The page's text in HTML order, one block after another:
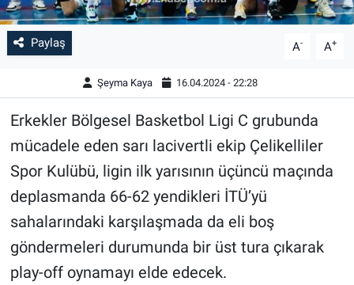
Paylaş A- A+
Şeyma Kaya 16.04.2024 - 22:28
Erkekler Bölgesel Basketbol Ligi C grubunda
mücadele eden sarı lacivertli ekip Çelikelliler
Spor Kulübü, ligin ilk yarısının üçüncü maçında
deplasmanda 66-62 yendikleri İTÜ’yü
sahalarındaki karşılaşmada da eli boş
göndermeleri durumunda bir üst tura çıkarak
play-off oynamayı elde edecek.